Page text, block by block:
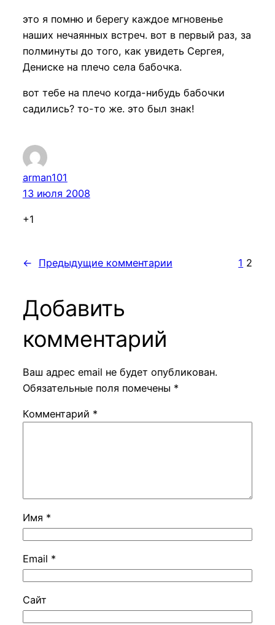
это я помню и берегу каждое мгновенье
наших нечаянных встреч. вот в первый раз, за
полминуты до того, как увидеть Сергея,
Дениске на плечо села бабочка.
вот тебе на плечо когда-нибудь бабочки
садились? то-то же. это был знак!
arman101
13 июля 2008
+1
← Предыдущие комментарии 1 2
Добавить
комментарий
Ваш адрес email не будет опубликован.
Обязательные поля помечены *
Комментарий *
Имя *
Email *
Сайт